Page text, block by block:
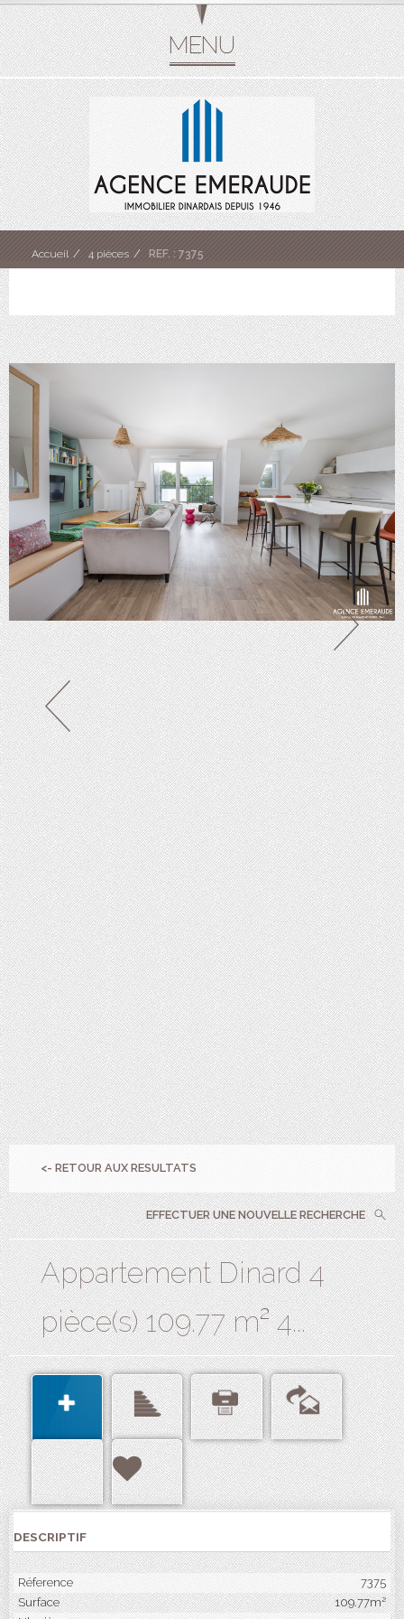
Accueil 4 pièces REF. : 7375
<- RETOUR AUX RESULTATS
EFFECTUER UNE NOUVELLE RECHERCHE
Appartement Dinard 4
pièce(s) 109.77 m² 4...
DESCRIPTIF
Réference
7375
Surface
109.77m²